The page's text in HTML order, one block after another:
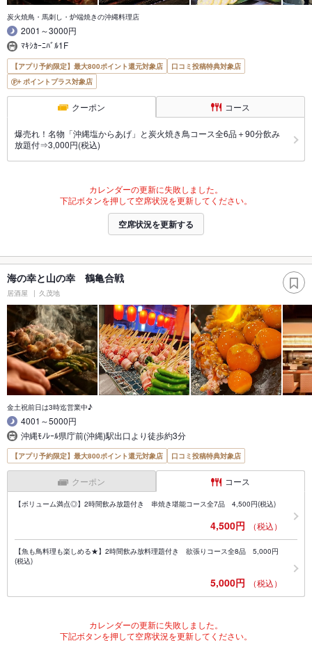
炭火焼鳥・馬刺し・炉端焼きの沖縄料理店
2001～3000円
ﾏｷｼｶｰﾆﾊﾞﾙ1F
【アプリ予約限定】最大800ポイント還元対象店
口コミ投稿特典対象店
ポイントプラス対象店
クーポン コース
爆売れ！名物「沖縄塩からあげ」と炭火焼き鳥コース全6品＋90分飲み
放題付⇒3,000円(税込)
カレンダーの更新に失敗しました。
下記ボタンを押して空席状況を更新してください。
空席状況を更新する
海の幸と山の幸 鶴亀合戦
居酒屋 久茂地
金土祝前日は3時迄営業中♪
4001～5000円
沖縄ﾓﾉﾚｰﾙ県庁前(沖縄)駅出口より徒歩約3分
【アプリ予約限定】最大800ポイント還元対象店 口コミ投稿特典対象店
クーポン コース
【ボリューム満点◎】2時間飲み放題付き 串焼き堪能コース全7品 4,500円(税込)
4,500円 （税込）
【魚も鳥料理も楽しめる★】2時間飲み放料理題付き 欲張りコース全8品 5,000円
(税込)
5,000円 （税込）
カレンダーの更新に失敗しました。
下記ボタンを押して空席状況を更新してください。